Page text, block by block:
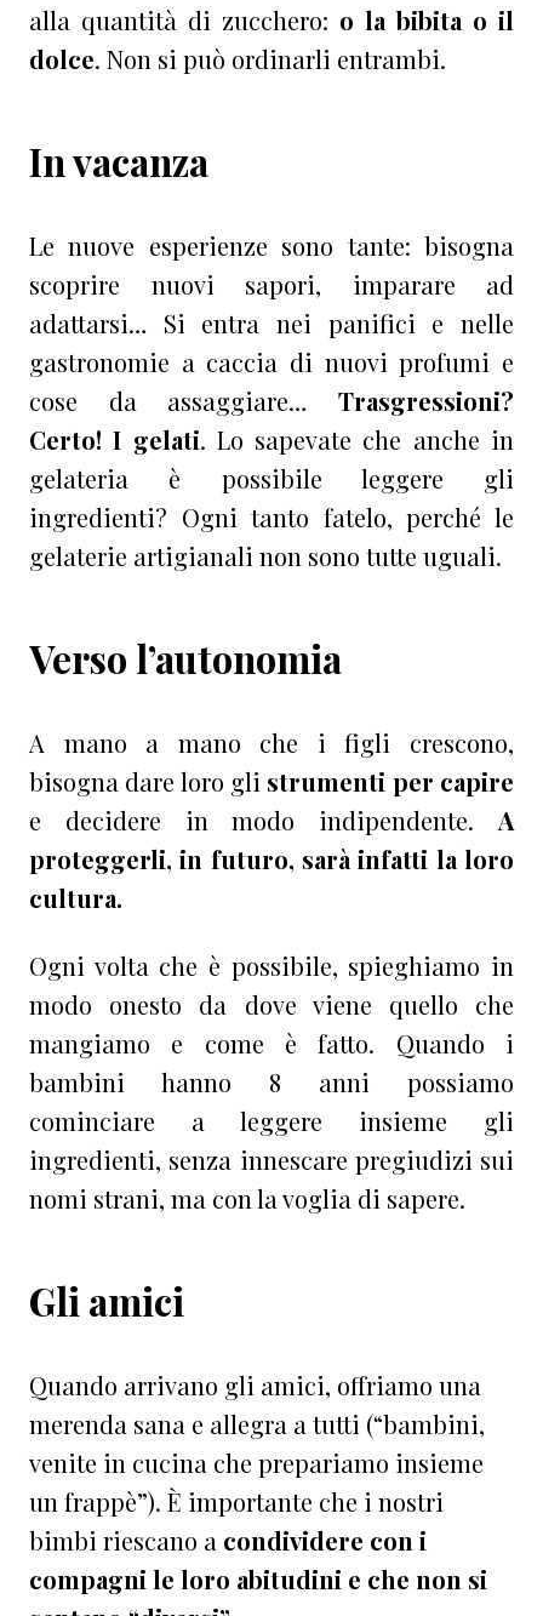
alla quantità di zucchero: o la bibita o il
dolce. Non si può ordinarli entrambi.
In vacanza
Le nuove esperienze sono tante: bisogna
scoprire nuovi sapori, imparare ad
adattarsi… Si entra nei panifici e nelle
gastronomie a caccia di nuovi profumi e
cose da assaggiare… Trasgressioni?
Certo! I gelati. Lo sapevate che anche in
gelateria è possibile leggere gli
ingredienti? Ogni tanto fatelo, perché le
gelaterie artigianali non sono tutte uguali.
Verso l’autonomia
A mano a mano che i figli crescono,
bisogna dare loro gli strumenti per capire
e decidere in modo indipendente. A
proteggerli, in futuro, sarà infatti la loro
cultura.
Ogni volta che è possibile, spieghiamo in
modo onesto da dove viene quello che
mangiamo e come è fatto. Quando i
bambini hanno 8 anni possiamo
cominciare a leggere insieme gli
ingredienti, senza innescare pregiudizi sui
nomi strani, ma con la voglia di sapere.
Gli amici
Quando arrivano gli amici, offriamo una
merenda sana e allegra a tutti (“bambini,
venite in cucina che prepariamo insieme
un frappè”). È importante che i nostri
bimbi riescano a condividere con i
compagni le loro abitudini e che non si